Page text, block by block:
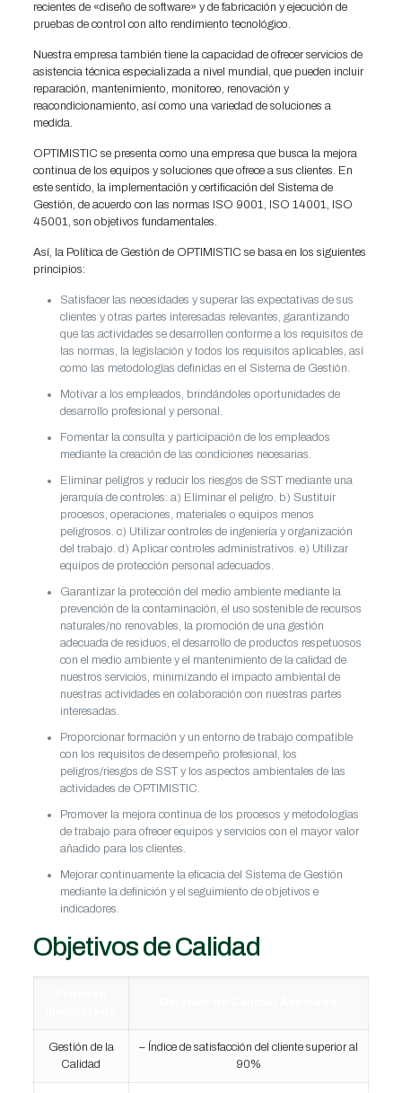
recientes de «diseño de software» y de fabricación y ejecución de
pruebas de control con alto rendimiento tecnológico.
Nuestra empresa también tiene la capacidad de ofrecer servicios de
asistencia técnica especializada a nivel mundial, que pueden incluir
reparación, mantenimiento, monitoreo, renovación y
reacondicionamiento, así como una variedad de soluciones a
medida.
OPTIMISTIC se presenta como una empresa que busca la mejora
continua de los equipos y soluciones que ofrece a sus clientes. En
este sentido, la implementación y certificación del Sistema de
Gestión, de acuerdo con las normas ISO 9001, ISO 14001, ISO
45001, son objetivos fundamentales.
Así, la Política de Gestión de OPTIMISTIC se basa en los siguientes
principios:
Satisfacer las necesidades y superar las expectativas de sus
clientes y otras partes interesadas relevantes, garantizando
que las actividades se desarrollen conforme a los requisitos de
las normas, la legislación y todos los requisitos aplicables, así
como las metodologías definidas en el Sistema de Gestión.
Motivar a los empleados, brindándoles oportunidades de
desarrollo profesional y personal.
Fomentar la consulta y participación de los empleados
mediante la creación de las condiciones necesarias.
Eliminar peligros y reducir los riesgos de SST mediante una
jerarquía de controles: a) Eliminar el peligro. b) Sustituir
procesos, operaciones, materiales o equipos menos
peligrosos. c) Utilizar controles de ingeniería y organización
del trabajo. d) Aplicar controles administrativos. e) Utilizar
equipos de protección personal adecuados.
Garantizar la protección del medio ambiente mediante la
prevención de la contaminación, el uso sostenible de recursos
naturales/no renovables, la promoción de una gestión
adecuada de residuos, el desarrollo de productos respetuosos
con el medio ambiente y el mantenimiento de la calidad de
nuestros servicios, minimizando el impacto ambiental de
nuestras actividades en colaboración con nuestras partes
interesadas.
Proporcionar formación y un entorno de trabajo compatible
con los requisitos de desempeño profesional, los
peligros/riesgos de SST y los aspectos ambientales de las
actividades de OPTIMISTIC.
Promover la mejora continua de los procesos y metodologías
de trabajo para ofrecer equipos y servicios con el mayor valor
añadido para los clientes.
Mejorar continuamente la eficacia del Sistema de Gestión
mediante la definición y el seguimiento de objetivos e
indicadores.
Objetivos de Calidad
Gestión de la
Calidad
– Índice de satisfacción del cliente superior al
90%